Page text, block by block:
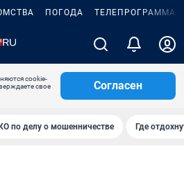
ПОГОДА ТЕЛЕПРОГРАММА
cookie-
свое
Согласен
по делу о мошенничестве Где